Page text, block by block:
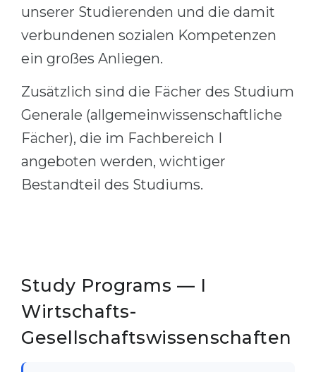
unserer Studierenden und die damit
verbundenen sozialen Kompetenzen
ein großes Anliegen.
Zusätzlich sind die Fächer des Studium
Generale (allgemeinwissenschaftliche
Fächer), die im Fachbereich I
angeboten werden, wichtiger
Bestandteil des Studiums.
Study Programs — I
Wirtschafts-
Gesellschaftswissenschaften